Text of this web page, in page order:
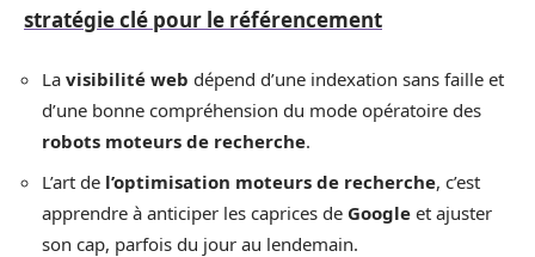
stratégie clé pour le référencement
La visibilité web dépend d’une indexation sans faille et
d’une bonne compréhension du mode opératoire des
robots moteurs de recherche.
L’art de l’optimisation moteurs de recherche, c’est
apprendre à anticiper les caprices de Google et ajuster
son cap, parfois du jour au lendemain.